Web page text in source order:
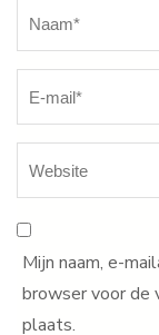
Mijn naam, e-
browser voor de
plaats.